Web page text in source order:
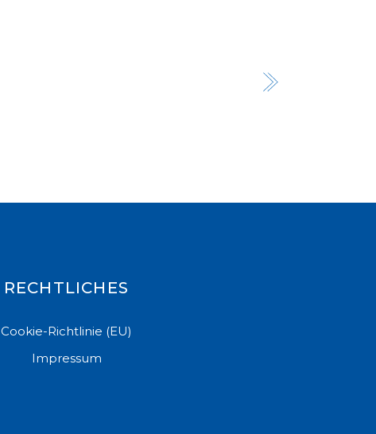
RECHTLICHES
Cookie-Richtlinie (EU)
Impressum